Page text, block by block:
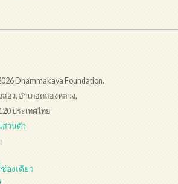
Dhammakaya Foundation.
อง, อำเภอคลองหลวง,
ประเทศไทย
ส่วนตัว
องเดียว